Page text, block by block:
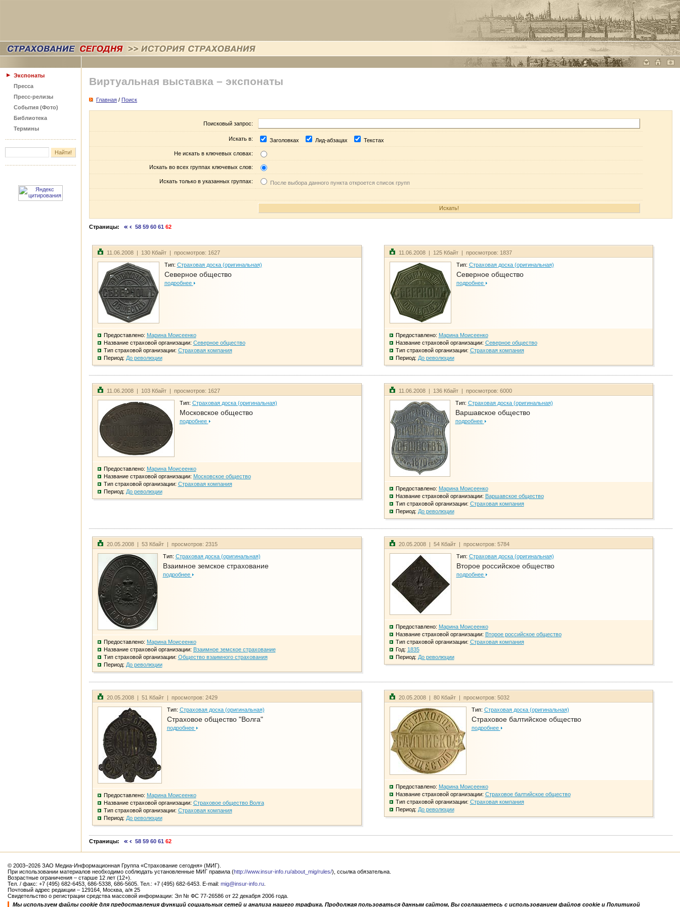
Экспонаты
Пресса
Пресс-релизы
События (Фото)
Библиотека
Термины
Виртуальная выставка – экспонаты
Главная / Поиск
Поисковый запрос:
Искать в: Заголовках Лид-абзацах Текстах
Не искать в ключевых словах:
Искать во всех группах ключевых слов:
Искать только в указанных группах: После выбора данного пункта откроется список групп
Страницы: 58 59 60 61 62
11.06.2008 | 130 Кбайт | просмотров: 1627
Тип: Страховая доска (оригинальная)
Северное общество
подробнее
Предоставлено: Марина Моисеенко
Название страховой организации: Северное общество
Тип страховой организации: Страховая компания
Период: До революции
11.06.2008 | 125 Кбайт | просмотров: 1837
Тип: Страховая доска (оригинальная)
Северное общество
подробнее
Предоставлено: Марина Моисеенко
Название страховой организации: Северное общество
Тип страховой организации: Страховая компания
Период: До революции
11.06.2008 | 103 Кбайт | просмотров: 1627
Тип: Страховая доска (оригинальная)
Московское общество
подробнее
Предоставлено: Марина Моисеенко
Название страховой организации: Московское общество
Тип страховой организации: Страховая компания
Период: До революции
11.06.2008 | 136 Кбайт | просмотров: 6000
Тип: Страховая доска (оригинальная)
Варшавское общество
подробнее
Предоставлено: Марина Моисеенко
Название страховой организации: Варшавское общество
Тип страховой организации: Страховая компания
Период: До революции
20.05.2008 | 53 Кбайт | просмотров: 2315
Тип: Страховая доска (оригинальная)
Взаимное земское страхование
подробнее
Предоставлено: Марина Моисеенко
Название страховой организации: Взаимное земское страхование
Тип страховой организации: Общество взаимного страхования
Период: До революции
20.05.2008 | 54 Кбайт | просмотров: 5784
Тип: Страховая доска (оригинальная)
Второе российское общество
подробнее
Предоставлено: Марина Моисеенко
Название страховой организации: Второе российское общество
Тип страховой организации: Страховая компания
Год: 1835
Период: До революции
20.05.2008 | 51 Кбайт | просмотров: 2429
Тип: Страховая доска (оригинальная)
Страховое общество "Волга"
подробнее
Предоставлено: Марина Моисеенко
Название страховой организации: Страховое общество Волга
Тип страховой организации: Страховая компания
Период: До революции
20.05.2008 | 80 Кбайт | просмотров: 5032
Тип: Страховая доска (оригинальная)
Страховое балтийское общество
подробнее
Предоставлено: Марина Моисеенко
Название страховой организации: Страховое балтийское общество
Тип страховой организации: Страховая компания
Период: До революции
Страницы: 58 59 60 61 62
© 2003–2026 ЗАО Медиа-Информационная Группа «Страхование сегодня» (МИГ).
При использовании материалов необходимо соблюдать установленные МИГ правила (http://www.insur-info.ru/about_mig/rules/), ссылка обязательна.
Возрастные ограничения – старше 12 лет (12+).
Тел. / факс: +7 (495) 682-6453, 686-5338, 686-5605. Тел.: +7 (495) 682-6453. E-mail: mig@insur-info.ru
Почтовый адрес редакции – 129164, Москва, а/я 25
Свидетельство о регистрации средства массовой информации: Эл № ФС 77-26586 от 22 декабря 2006 года.
Мы используем файлы cookie для предоставления функций социальных сетей и анализа нашего трафика. Продолжая пользоваться данным сайтом, Вы соглашаетесь с использованием файлов cookie и Политикой